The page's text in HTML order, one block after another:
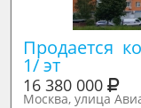
Продается
1/ эт
16 380 000
Москва, улица